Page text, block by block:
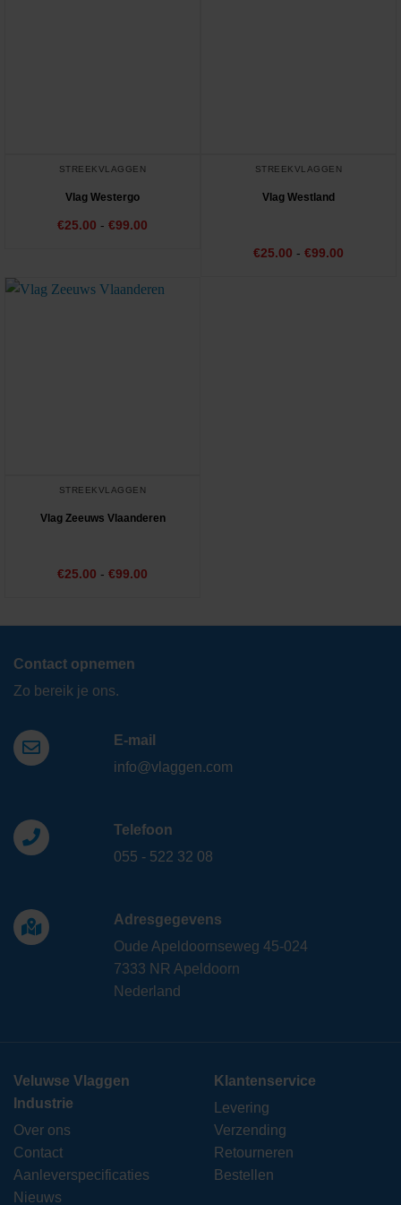
STREEKVLAGGEN
Vlag Westergo
€25.00 - €99.00
STREEKVLAGGEN
Vlag Westland
Gewaardeerd
€25.00 - €99.00
STREEKVLAGGEN
Vlag Zeeuws Vlaanderen
Gewaardeerd
€25.00 - €99.00
Contact opnemen
Zo bereik je ons.
E-mail
info@vlaggen.com
Telefoon
055 - 522 32 08
Adresgegevens
Oude Apeldoornseweg 45-024
7333 NR Apeldoorn
Nederland
Veluwse Vlaggen
Industrie
Over ons
Contact
Aanleverspecificaties
Nieuws
Klantenservice
Levering
Verzending
Retourneren
Bestellen